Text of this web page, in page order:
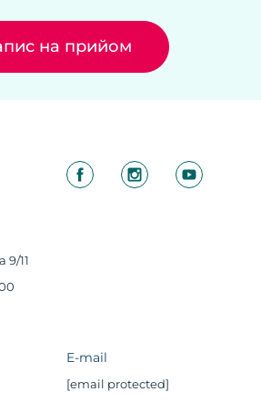
на прийом
9/11
E-mail
[email protected]